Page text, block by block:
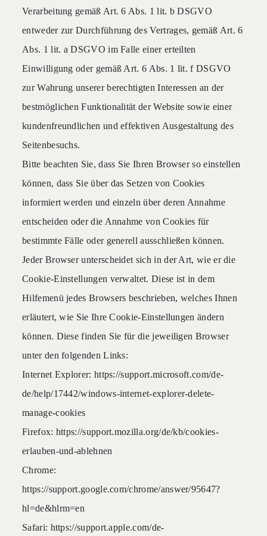
Verarbeitung gemäß Art. 6 Abs. 1 lit. b DSGVO
entweder zur Durchführung des Vertrages, gemäß Art. 6
Abs. 1 lit. a DSGVO im Falle einer erteilten
Einwilligung oder gemäß Art. 6 Abs. 1 lit. f DSGVO
zur Wahrung unserer berechtigten Interessen an der
bestmöglichen Funktionalität der Website sowie einer
kundenfreundlichen und effektiven Ausgestaltung des
Seitenbesuchs.
Bitte beachten Sie, dass Sie Ihren Browser so einstellen
können, dass Sie über das Setzen von Cookies
informiert werden und einzeln über deren Annahme
entscheiden oder die Annahme von Cookies für
bestimmte Fälle oder generell ausschließen können.
Jeder Browser unterscheidet sich in der Art, wie er die
Cookie-Einstellungen verwaltet. Diese ist in dem
Hilfemenü jedes Browsers beschrieben, welches Ihnen
erläutert, wie Sie Ihre Cookie-Einstellungen ändern
können. Diese finden Sie für die jeweiligen Browser
unter den folgenden Links:
Internet Explorer: https://support.microsoft.com/de-
de/help/17442/windows-internet-explorer-delete-
manage-cookies
Firefox: https://support.mozilla.org/de/kb/cookies-
erlauben-und-ablehnen
Chrome:
https://support.google.com/chrome/answer/95647?
hl=de&hlrm=en
Safari: https://support.apple.com/de-